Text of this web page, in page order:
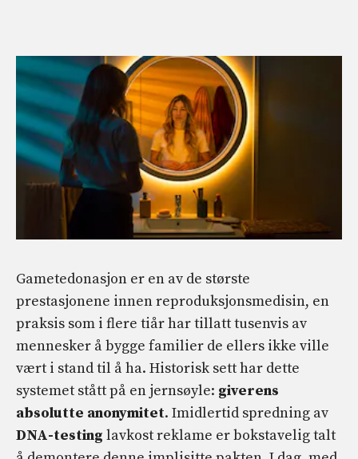
Gametedonasjon er en av de største
prestasjonene innen reproduksjonsmedisin, en
praksis som i flere tiår har tillatt tusenvis av
mennesker å bygge familier de ellers ikke ville
vært i stand til å ha. Historisk sett har dette
systemet stått på en jernsøyle: giverens
absolutte anonymitet. Imidlertid spredning av
DNA-testing lavkost reklame er bokstavelig talt